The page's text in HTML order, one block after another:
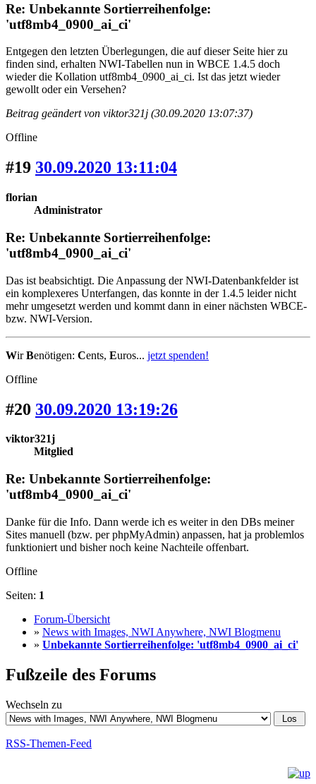
Re: Unbekannte Sortierreihenfolge:
'utf8mb4_0900_ai_ci'
Entgegen den letzten Überlegungen, die auf dieser Seite hier zu
finden sind, erhalten NWI-Tabellen nun in WBCE 1.4.5 doch
wieder die Kollation utf8mb4_0900_ai_ci. Ist das jetzt wieder
gewollt oder ein Versehen?
Beitrag geändert von viktor321j (30.09.2020 13:07:37)
Offline
#19 30.09.2020 13:11:04
florian
Administrator
Re: Unbekannte Sortierreihenfolge:
'utf8mb4_0900_ai_ci'
Das ist beabsichtigt. Die Anpassung der NWI-Datenbankfelder ist
ein komplexeres Unterfangen, das konnte in der 1.4.5 leider nicht
mehr umgesetzt werden und kommt dann in einer nächsten WBCE-
bzw. NWI-Version.
WirBenötigen: Cents, Euros... jetzt spenden!
Offline
#20 30.09.2020 13:19:26
viktor321j
Mitglied
Re: Unbekannte Sortierreihenfolge:
'utf8mb4_0900_ai_ci'
Danke für die Info. Dann werde ich es weiter in den DBs meiner
Sites manuell (bzw. per phpMyAdmin) anpassen, hat ja problemlos
funktioniert und bisher noch keine Nachteile offenbart.
Offline
Seiten: 1
Forum-Übersicht
» News with Images, NWI Anywhere, NWI Blogmenu
» Unbekannte Sortierreihenfolge: 'utf8mb4_0900_ai_ci'
Fußzeile des Forums
Wechseln zu
RSS-Themen-Feed